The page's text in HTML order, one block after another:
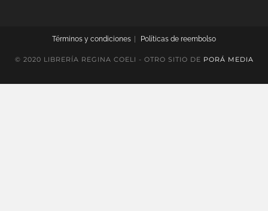
Términos y condiciones Políticas de reembolso
© 2020 LIBRERÍA REGINA COELI - OTRO SITIO DE PORÁ MEDIA